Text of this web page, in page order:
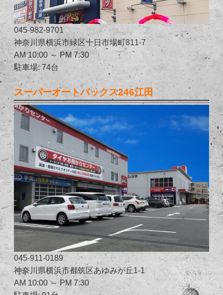
045-982-9701
神奈川県横浜市緑区十日市場町811-7
AM 10:00 ～ PM 7:30
駐車場: 74台
スーパーオートバックス246江田
045-911-0189
神奈川県横浜市都筑区あゆみが丘1-1
AM 10:00 ～ PM 7:30